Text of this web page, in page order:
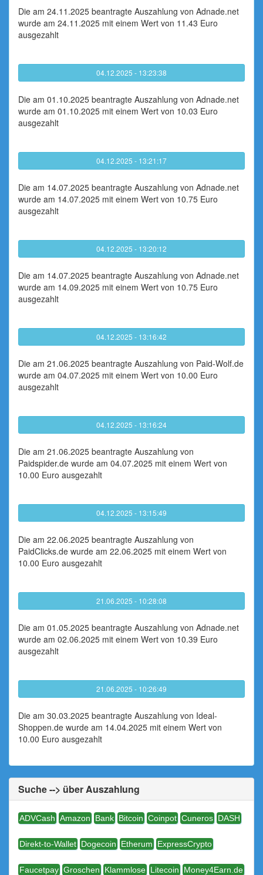
Die am 24.11.2025 beantragte Auszahlung von Adnade.net
wurde am 24.11.2025 mit einem Wert von 11.43 Euro
ausgezahlt
04.12.2025 - 13:23:38
Die am 01.10.2025 beantragte Auszahlung von Adnade.net
wurde am 01.10.2025 mit einem Wert von 10.03 Euro
ausgezahlt
04.12.2025 - 13:21:17
Die am 14.07.2025 beantragte Auszahlung von Adnade.net
wurde am 14.07.2025 mit einem Wert von 10.75 Euro
ausgezahlt
04.12.2025 - 13:20:12
Die am 14.07.2025 beantragte Auszahlung von Adnade.net
wurde am 14.09.2025 mit einem Wert von 10.75 Euro
ausgezahlt
04.12.2025 - 13:16:42
Die am 21.06.2025 beantragte Auszahlung von Paid-Wolf.de
wurde am 04.07.2025 mit einem Wert von 10.00 Euro
ausgezahlt
04.12.2025 - 13:16:24
Die am 21.06.2025 beantragte Auszahlung von
Paidspider.de wurde am 04.07.2025 mit einem Wert von
10.00 Euro ausgezahlt
04.12.2025 - 13:15:49
Die am 22.06.2025 beantragte Auszahlung von
PaidClicks.de wurde am 22.06.2025 mit einem Wert von
10.00 Euro ausgezahlt
21.06.2025 - 10:28:08
Die am 01.05.2025 beantragte Auszahlung von Adnade.net
wurde am 02.06.2025 mit einem Wert von 10.39 Euro
ausgezahlt
21.06.2025 - 10:26:49
Die am 30.03.2025 beantragte Auszahlung von Ideal-
Shoppen.de wurde am 14.04.2025 mit einem Wert von
10.00 Euro ausgezahlt
Suche --> über Auszahlung
ADVCash Amazon Bank Bitcoin Coinpot Cuneros DASH
Direkt-to-Wallet Dogecoin Etherum ExpressCrypto
Faucetpay Groschen Klammlose Litecoin Money4Earn.de